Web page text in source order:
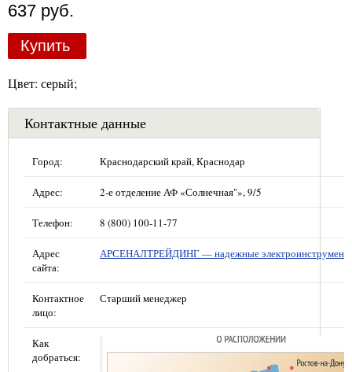
637 руб.
Купить
Цвет: серый;
Контактные данные
Город: Краснодарский край, Краснодар
Адрес: 2-е отделение АФ «Солнечная"», 9/5
Телефон: 8 (800) 100-11-77
Адрес
сайта:
АРСЕНАЛТРЕЙДИНГ — надежные
Контактное
лицо:
Старший менеджер
Как
добраться: